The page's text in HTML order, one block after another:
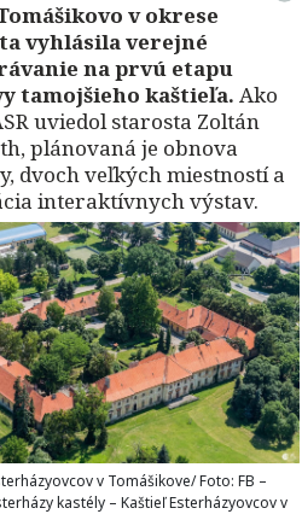
v okrese
vyhlásila verejné
na prvú etapu
tamojšieho kaštieľa. Ako
uviedol starosta Zoltán
plánovaná je obnova
dvoch veľkých miestností a
interaktívnych výstav.
v Tomášikove/ Foto: FB –
kastély – Kaštieľ Esterházyovcov v